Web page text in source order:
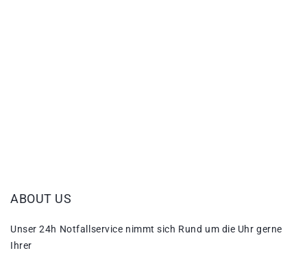
ABOUT US
Unser 24h Notfallservice nimmt sich Rund um die Uhr gerne
Ihrer